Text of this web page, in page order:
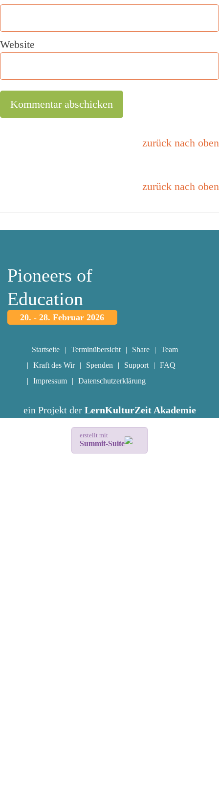
Website
zurück nach oben
zurück nach oben
Pioneers of
Education
20. - 28. Februar 2026
Startseite Terminübersicht Share
Team
Kraft des Wir
Spenden Support
FAQ
Impressum
Datenschutzerklärung
ein Projekt der LernKulturZeit Akademie
erstellt mit
Summit-Suite